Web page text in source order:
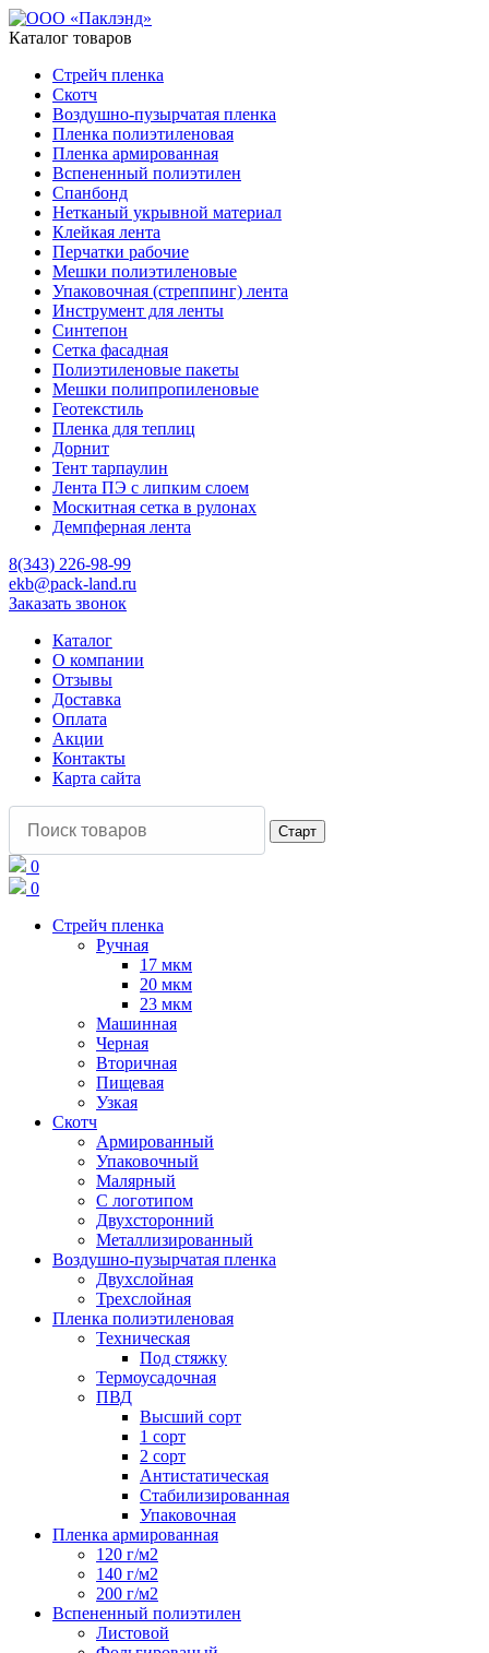
Каталог товаров
Стрейч пленка
Скотч
Воздушно-пузырчатая пленка
Пленка полиэтиленовая
Пленка армированная
Вспененный полиэтилен
Спанбонд
Нетканый укрывной материал
Клейкая лента
Перчатки рабочие
Мешки полиэтиленовые
Упаковочная (стреппинг) лента
Инструмент для ленты
Синтепон
Сетка фасадная
Полиэтиленовые пакеты
Мешки полипропиленовые
Геотекстиль
Пленка для теплиц
Дорнит
Тент тарпаулин
Лента ПЭ с липким слоем
Москитная сетка в рулонах
Демпферная лента
8(343) 226-98-99
ekb@pack-land.ru
Заказать звонок
Каталог
О компании
Отзывы
Доставка
Оплата
Акции
Контакты
Карта сайта
0
0
Стрейч пленка
Ручная
17 мкм
20 мкм
23 мкм
Машинная
Черная
Вторичная
Пищевая
Узкая
Скотч
Армированный
Упаковочный
Малярный
С логотипом
Двухсторонний
Металлизированный
Воздушно-пузырчатая пленка
Двухслойная
Трехслойная
Пленка полиэтиленовая
Техническая
Под стяжку
Термоусадочная
ПВД
Высший сорт
1 сорт
2 сорт
Антистатическая
Стабилизированная
Упаковочная
Пленка армированная
120 г/м2
140 г/м2
200 г/м2
Вспененный полиэтилен
Листовой